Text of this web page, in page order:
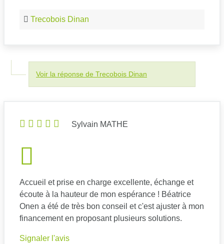
Trecobois Dinan
Voir la réponse de Trecobois Dinan
Sylvain MATHE
Accueil et prise en charge excellente, échange et
écoute à la hauteur de mon espérance ! Béatrice
Onen a été de très bon conseil et c'est ajuster à mon
financement en proposant plusieurs solutions.
Signaler l'avis